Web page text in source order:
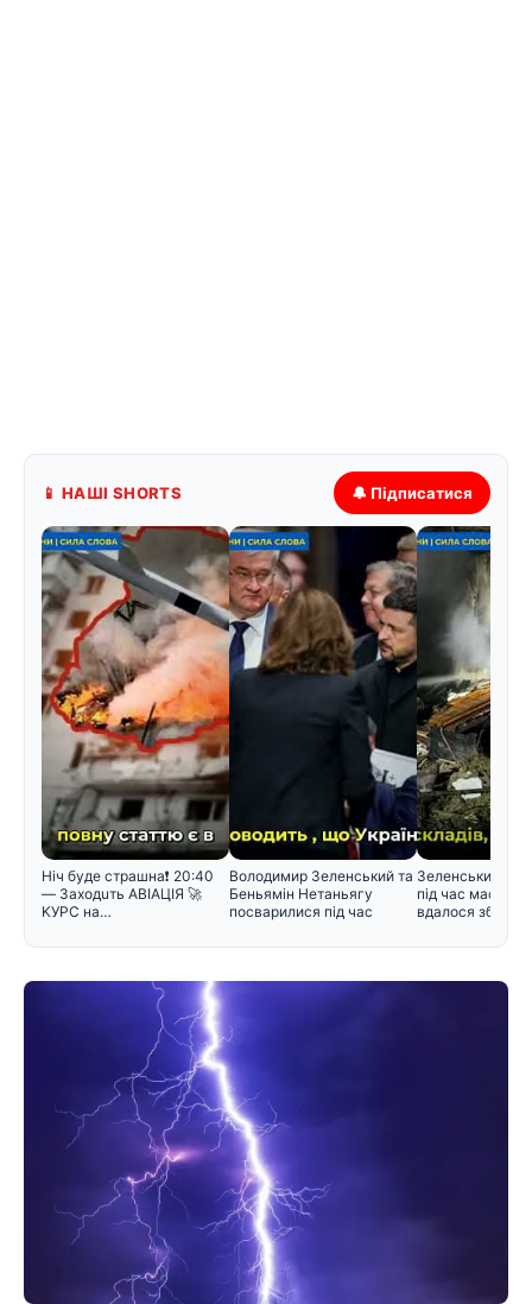
📱 НАШІ SHORTS 🔔 Підписатися
Hiч бyдe cтpaшнa❗️ 20:40
— Зaxoдuть ABIAЦIЯ 🚀
KУPC нa…
Володимир Зеленський та
Беньямін Нетаньягу
посварилися під час
Зеленський
під час
вдалося збити